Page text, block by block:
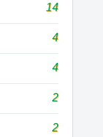
14
4
4
2
2